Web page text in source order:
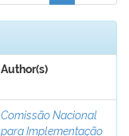
Author(s)
Comissão Nacional
para Implementação